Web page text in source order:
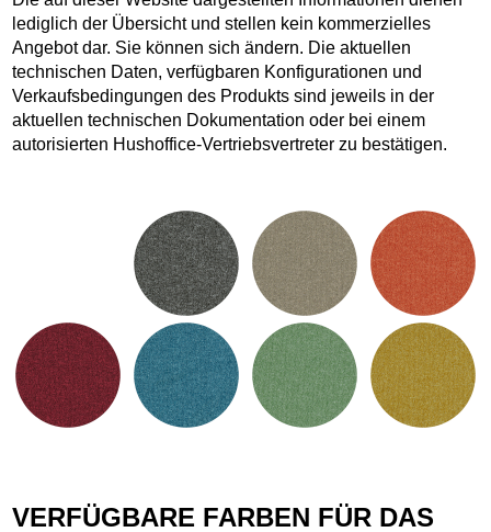
lediglich der Übersicht und stellen kein kommerzielles
Angebot dar. Sie können sich ändern. Die aktuellen
technischen Daten, verfügbaren Konfigurationen und
Verkaufsbedingungen des Produkts sind jeweils in der
aktuellen technischen Dokumentation oder bei einem
autorisierten Hushoffice-Vertriebsvertreter zu bestätigen.
VERFÜGBARE FARBEN FÜR DAS